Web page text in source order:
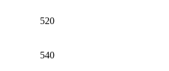
520
540